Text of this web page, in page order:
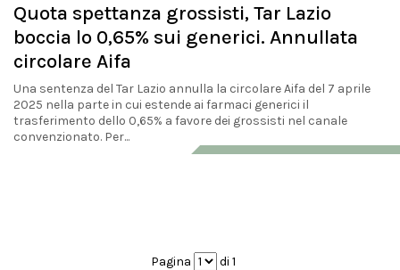
Quota spettanza grossisti, Tar Lazio
boccia lo 0,65% sui generici. Annullata
circolare Aifa
Una sentenza del Tar Lazio annulla la circolare Aifa del 7 aprile
2025 nella parte in cui estende ai farmaci generici il
trasferimento dello 0,65% a favore dei grossisti nel canale
convenzionato. Per...
Pagina di 1